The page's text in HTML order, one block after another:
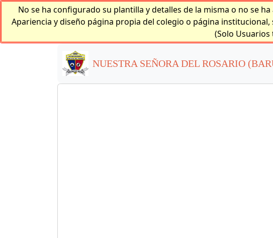
No se ha configurado su plantilla y detalles de la misma o no se
Apariencia y diseño página propia del colegio o página
(Solo
NUESTRA SEÑORA DEL ROSARIO